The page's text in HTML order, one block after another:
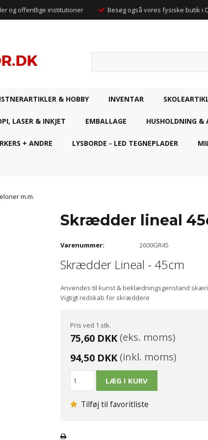
og offentlige institutioner Besøg også vores fysiske butik i
& HOBBY INVENTAR
LASER & INKJET EMBALLAGE HUSHOLDNING &
+ ANDRE LYSBORDE - LED TEGNEPLADER
m.m.
Skrædder lineal
Varenummer: 2600GR45
Skrædder Lineal - 45cm
Anvendes til kunst & beklædningsgenstand
Vigtigt redskab for skræddere
Pris ved 1 stk.
75,60 DKK(eks. moms)
94,50 DKK(inkl. moms)
Tilføj til favoritliste